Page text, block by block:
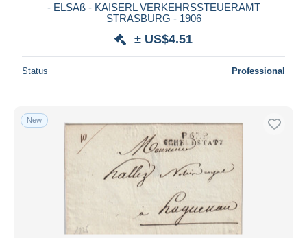
- ELSAß - KAISERL VERKEHRSSTEUERAMT
STRASBURG - 1906
± US$4.51
Status Professional
New